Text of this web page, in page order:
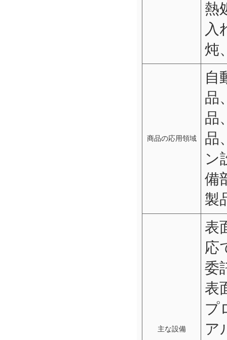
熱
入
炖
商品の応用領域
自
品
品
品
ン
備
製
主な設備
表
応
委
表
プ
ア